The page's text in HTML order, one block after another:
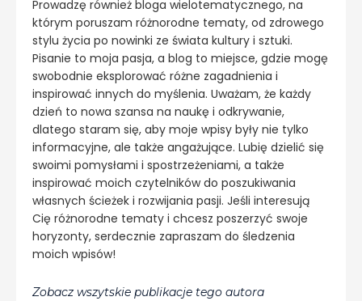
Prowadzę również bloga wielotematycznego, na
którym poruszam różnorodne tematy, od zdrowego
stylu życia po nowinki ze świata kultury i sztuki.
Pisanie to moja pasja, a blog to miejsce, gdzie mogę
swobodnie eksplorować różne zagadnienia i
inspirować innych do myślenia. Uważam, że każdy
dzień to nowa szansa na naukę i odkrywanie,
dlatego staram się, aby moje wpisy były nie tylko
informacyjne, ale także angażujące. Lubię dzielić się
swoimi pomysłami i spostrzeżeniami, a także
inspirować moich czytelników do poszukiwania
własnych ścieżek i rozwijania pasji. Jeśli interesują
Cię różnorodne tematy i chcesz poszerzyć swoje
horyzonty, serdecznie zapraszam do śledzenia
moich wpisów!
Zobacz wszytskie publikacje tego autora